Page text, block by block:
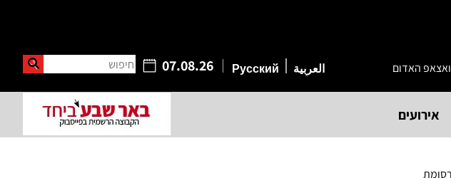
האדום 07.08.26 חיפוש العربية Русский
אירועים